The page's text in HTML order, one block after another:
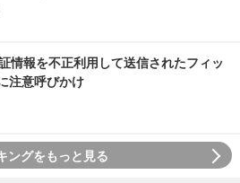
情報を不正利用して送信されたフィッ
注意呼びかけ
ングをもっと見る